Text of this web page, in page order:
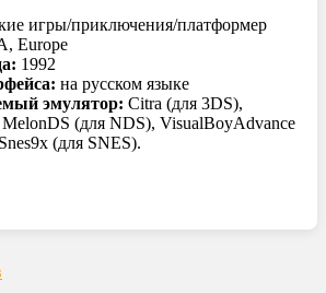
игры/приключения/платформер
Europe
1992
на русском языке
эмулятор: Citra (для 3DS),
(для NDS), VisualBoyAdvance
(для SNES).